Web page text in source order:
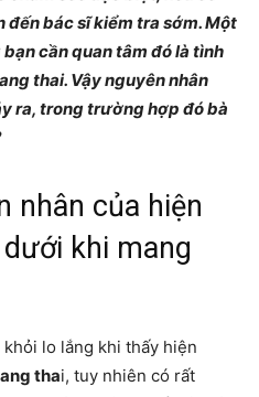
bác sĩ kiểm tra sớm. Một
cần quan tâm đó là tình
thai. Vậy nguyên nhân
ra, trong trường hợp đó bà
nhân của hiện
khi mang
lo lắng khi thấy hiện
thai, tuy nhiên có rất